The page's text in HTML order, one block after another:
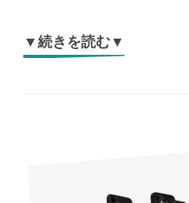
▼続きを読む▼